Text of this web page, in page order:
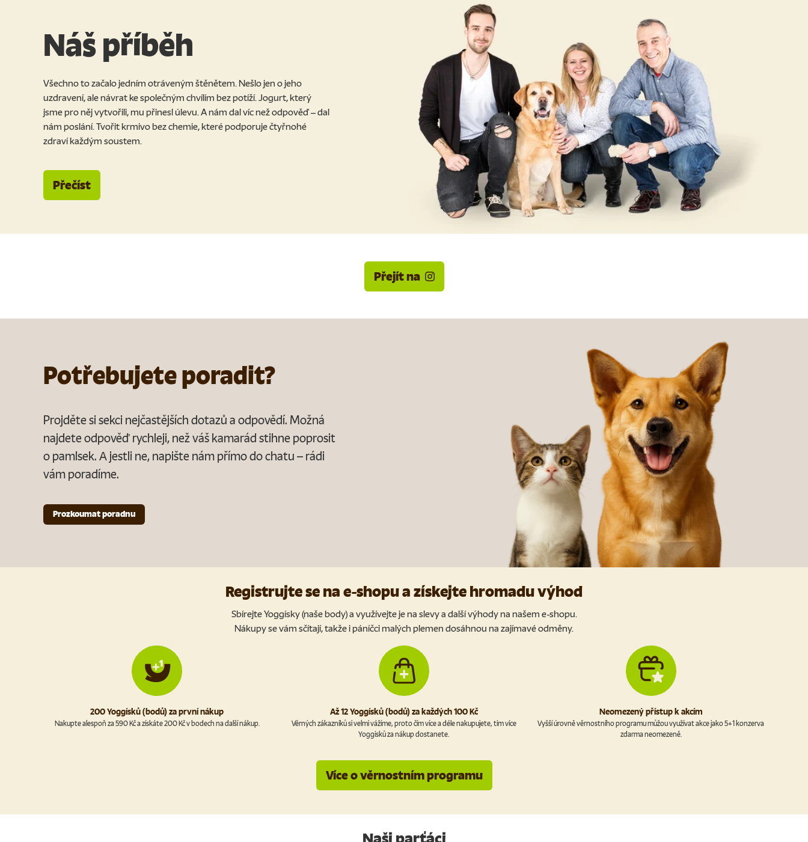
Náš příběh
Všechno to začalo jedním otráveným štěnětem. Nešlo jen o jeho
uzdravení, ale návrat ke společným chvílím bez potíží. Jogurt, který
jsme pro něj vytvořili, mu přinesl úlevu. A nám dal víc než odpověď – dal
nám poslání. Tvořit krmivo bez chemie, které podporuje čtyřnohé
zdraví každým soustem.
Přečíst
Přejít na
Potřebujete poradit?
Projděte si sekci nejčastějších dotazů a odpovědí. Možná
najdete odpověď rychleji, než váš kamarád stihne poprosit
o pamlsek. A jestli ne, napište nám přímo do chatu – rádi
vám poradíme.
Prozkoumat poradnu
Registrujte se na e-shopu a získejte hromadu výhod
Sbírejte Yoggísky (naše body) a využívejte je na slevy a další výhody na našem e-shopu.
Nákupy se vám sčítají, takže i páníčci malých plemen dosáhnou na zajímavé odměny.
200 Yoggísků (bodů) za první nákup
Nakupte alespoň za 590 Kč a získáte 200 Kč v bodech na další nákup.
Až 12 Yoggísků (bodů) za každých 100 Kč
Věrných zákazníků si velmi vážíme, proto čím více a déle nakupujete, tím více
Yoggísků za nákup dostanete.
Neomezený přístup k akcím
Vyšší úrovně věrnostního programu můžou využívat akce jako 5+1 konzerva
zdarma neomezeně.
Více o věrnostním programu